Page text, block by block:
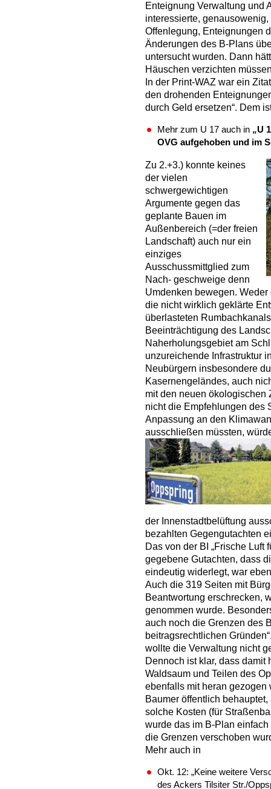
Enteignung Verwaltung und
interessierte,
Offenlegung, Enteignungen
Änderungen des B-Plans
untersucht wurden. Dann
Häuschen verzichten
In der Print-WAZ war ein
den drohenden
durch Geld ersetzen“. Dem
Mehr zum U 17 auch in „U
OVG aufgehoben und im
Zu 2.+3.) konnte keines
der vielen
schwergewichtigen
Argumente gegen das
geplante Bauen im
Außenbereich (=der freien
Landschaft) auch nur ein
einziges
Ausschussmittglied zum
Nach- geschweige denn
Umdenken bewegen.
die nicht wirklich geklärte
überlasteten
Beeinträchtigung des
Naherholungsgebiet am
unzureichende Infrastruktur
Neubürgern insbesondere
Kasernengeländes, auch
mit den neuen ökologischen
nicht die Empfehlungen des
Anpassung an den
ausschließen müssten,
der Innenstadtbelüftung
bezahlten Gegengutachten
Das von der BI „Frische Luft
gegebene Gutachten, dass
eindeutig widerlegt, war
Auch die 319 Seiten mit
Beantwortung erschrecken,
genommen wurde.
auch noch die Grenzen des
beitragsrechtlichen
wollte die Verwaltung nicht
Dennoch ist klar, dass damit
Waldsaum und Teilen des
ebenfalls mit heran gezogen
Baumer öffentlich
solche Kosten (für
wurde das im B-Plan
die Grenzen verschoben
Mehr auch in
Okt. 12: „Keine weitere
des Ackers Tilsiter Str./